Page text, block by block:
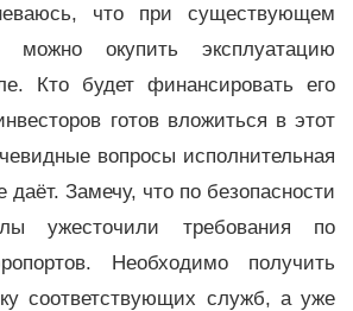
что при существующем
можно окупить эксплуатацию
Кто будет финансировать его
готов вложиться в этот
вопросы исполнительная
даёт. Замечу, что по безопасности
ужесточили требования по
Необходимо получить
соответствующих служб, а уже